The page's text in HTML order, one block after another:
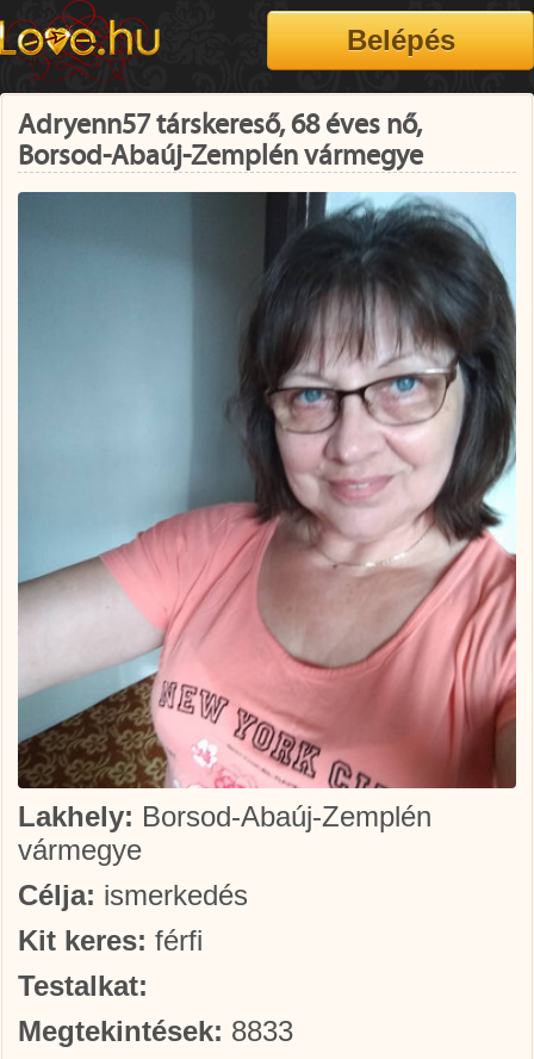
Adryenn57 társkereső, 68 éves nő,
Borsod-Abaúj-Zemplén vármegye
Lakhely: Borsod-Abaúj-Zemplén
vármegye
Célja: ismerkedés
Kit keres: férfi
Testalkat:
Megtekintések: 8833